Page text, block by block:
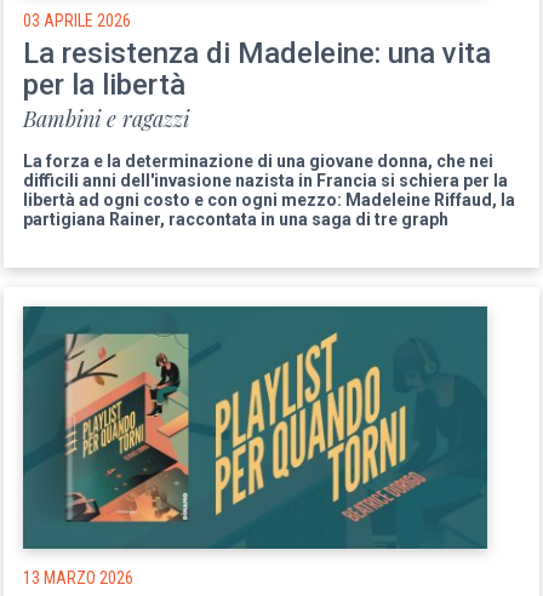
03 APRILE 2026
La resistenza di Madeleine: una vita
per la libertà
Bambini e ragazzi
La forza e la determinazione di una giovane donna, che nei
difficili anni dell'invasione nazista in Francia si schiera per la
libertà ad ogni costo e con ogni mezzo: Madeleine Riffaud, la
partigiana Rainer, raccontata in una saga di tre graph
13 MARZO 2026